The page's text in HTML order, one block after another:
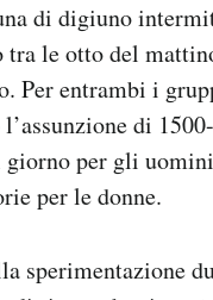
di digiuno
tra le otto del
Per entrambi i
di
per gli
per le donne.
sperimentazione